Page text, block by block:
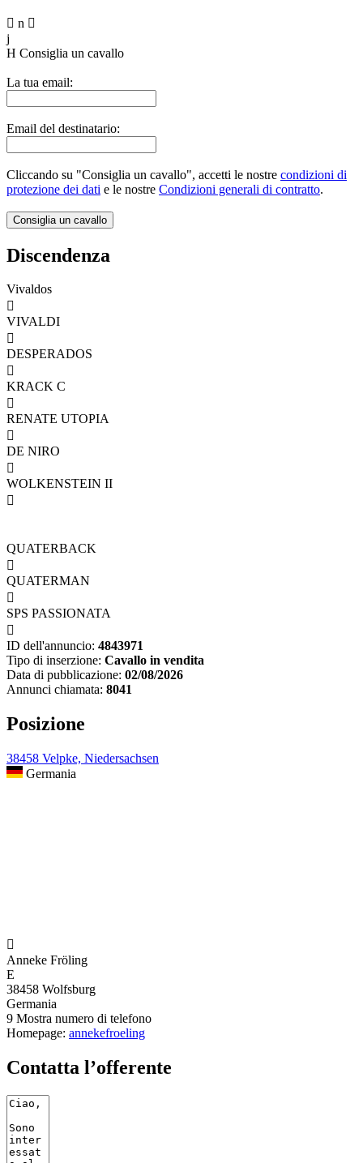
 n 
j
H Consiglia un cavallo
La tua email:
Email del destinatario:
Cliccando su "Consiglia un cavallo", accetti le nostre condizioni di
protezione dei dati e le nostre Condizioni generali di contratto.
Discendenza
Vivaldos

VIVALDI

DESPERADOS

KRACK C

RENATE UTOPIA

DE NIRO

WOLKENSTEIN II

QUATERBACK

QUATERMAN

SPS PASSIONATA

ID dell'annuncio: 4843971
Tipo di inserzione: Cavallo in vendita
Data di pubblicazione: 02/08/2026
Annunci chiamata: 8041
Posizione
38458 Velpke, Niedersachsen
Germania

Anneke Fröling
E
38458 Wolfsburg
Germania
9 Mostra numero di telefono
Homepage: annekefroeling
Contatta l’offerente